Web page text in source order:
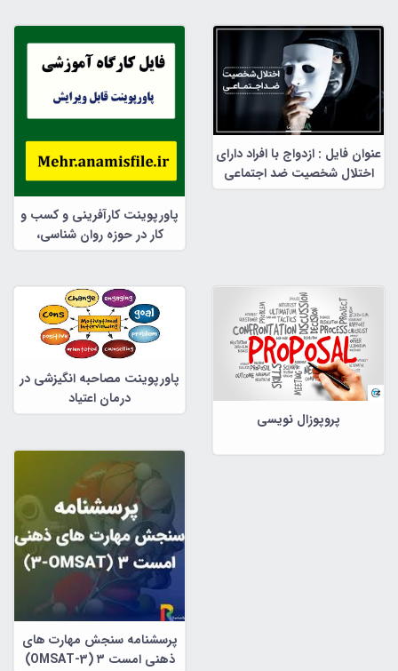
عنوان فایل : ازدواج با افراد دارای
اختلال شخصیت ضد اجتماعی
پاورپوینت کارآفرینی و کسب و
کار در حوزه روان شناسی،
مشاوره و علوم تربیتی
پروپوزال نویسی
پاورپوینت مصاحبه انگیزشی در
درمان اعتیاد
پرسشنامه سنجش مهارت های
ذهنی امست ۳ (OMSAT-3)